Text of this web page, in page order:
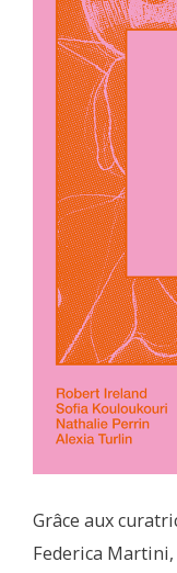
Grâce aux
Federica